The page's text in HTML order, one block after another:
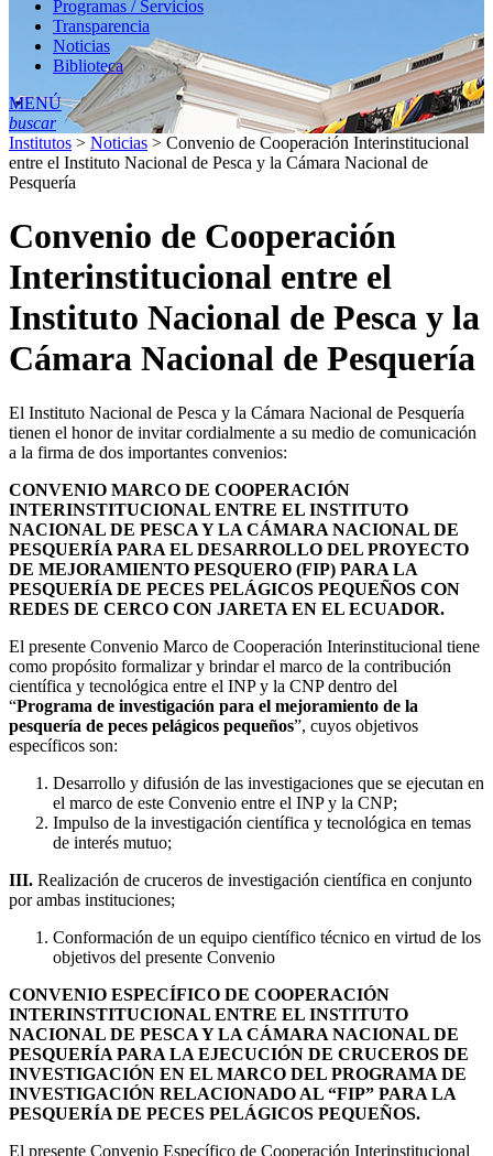
Programas / Servicios
Transparencia
Noticias
Biblioteca
MENÚ
buscar
Institutos > Noticias > Convenio de Cooperación Interinstitucional
entre el Instituto Nacional de Pesca y la Cámara Nacional de
Pesquería
Convenio de Cooperación
Interinstitucional entre el
Instituto Nacional de Pesca y la
Cámara Nacional de Pesquería
El Instituto Nacional de Pesca y la Cámara Nacional de Pesquería
tienen el honor de invitar cordialmente a su medio de comunicación
a la firma de dos importantes convenios:
CONVENIO MARCO DE COOPERACIÓN
INTERINSTITUCIONAL ENTRE EL INSTITUTO
NACIONAL DE PESCA Y LA CÁMARA NACIONAL DE
PESQUERÍA PARA EL DESARROLLO DEL PROYECTO
DE MEJORAMIENTO PESQUERO (FIP) PARA LA
PESQUERÍA DE PECES PELÁGICOS PEQUEÑOS CON
REDES DE CERCO CON JARETA EN EL ECUADOR.
El presente Convenio Marco de Cooperación Interinstitucional tiene
como propósito formalizar y brindar el marco de la contribución
científica y tecnológica entre el INP y la CNP dentro del
“Programa de investigación para el mejoramiento de la
pesquería de peces pelágicos pequeños”, cuyos objetivos
específicos son:
Desarrollo y difusión de las investigaciones que se ejecutan en
el marco de este Convenio entre el INP y la CNP;
Impulso de la investigación científica y tecnológica en temas
de interés mutuo;
III. Realización de cruceros de investigación científica en conjunto
por ambas instituciones;
Conformación de un equipo científico técnico en virtud de los
objetivos del presente Convenio
CONVENIO ESPECÍFICO DE COOPERACIÓN
INTERINSTITUCIONAL ENTRE EL INSTITUTO
NACIONAL DE PESCA Y LA CÁMARA NACIONAL DE
PESQUERÍA PARA LA EJECUCIÓN DE CRUCEROS DE
INVESTIGACIÓN EN EL MARCO DEL PROGRAMA DE
INVESTIGACIÓN RELACIONADO AL “FIP” PARA LA
PESQUERÍA DE PECES PELÁGICOS PEQUEÑOS.
El presente Convenio Específico de Cooperación Interinstitucional